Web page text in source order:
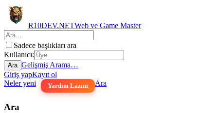
R10DEV.NETWeb ve Game Master
Sadece başlıkları ara
Kullanıcı:
Ara Gelişmiş Arama…
Giriş yapKayıt ol
Neler yeni
Yardım Lazım Ara
Ara